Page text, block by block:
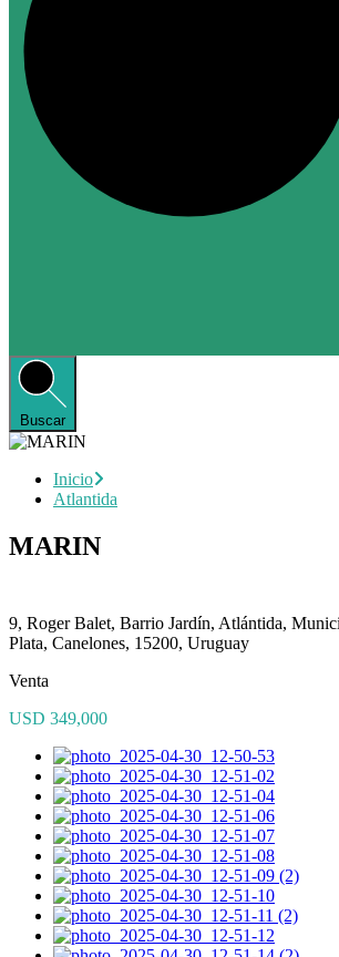
Buscar
Inicio
Atlantida
MARIN
9, Roger Balet, Barrio Jardín, Atlántida,
Plata, Canelones, 15200, Uruguay
Venta
USD 349,000